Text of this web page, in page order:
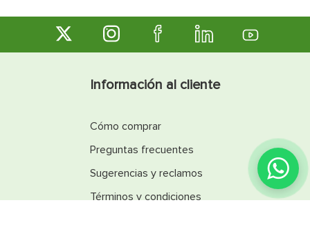
ofreciendo una combinación de funcionalidad,
comodidad y estilo para el uso diario.
Información al cliente
Cómo comprar
Preguntas frecuentes
Sugerencias y reclamos
Términos y condiciones